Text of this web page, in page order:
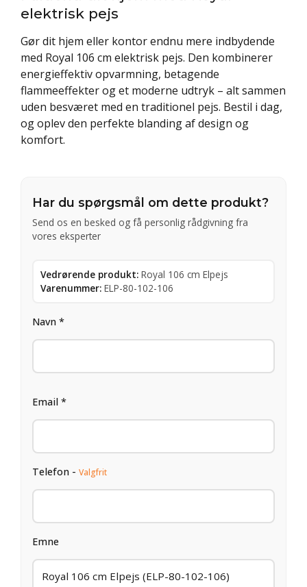
elektrisk pejs
Gør dit hjem eller kontor endnu mere indbydende
med Royal 106 cm elektrisk pejs. Den kombinerer
energieffektiv opvarmning, betagende
flammeeffekter og et moderne udtryk – alt sammen
uden besværet med en traditionel pejs. Bestil i dag,
og oplev den perfekte blanding af design og
komfort.
Har du spørgsmål om dette produkt?
Send os en besked og få personlig rådgivning fra
vores eksperter
Vedrørende produkt: Royal 106 cm Elpejs
Varenummer: ELP-80-102-106
Navn *
Email *
Telefon - Valgfrit
Emne